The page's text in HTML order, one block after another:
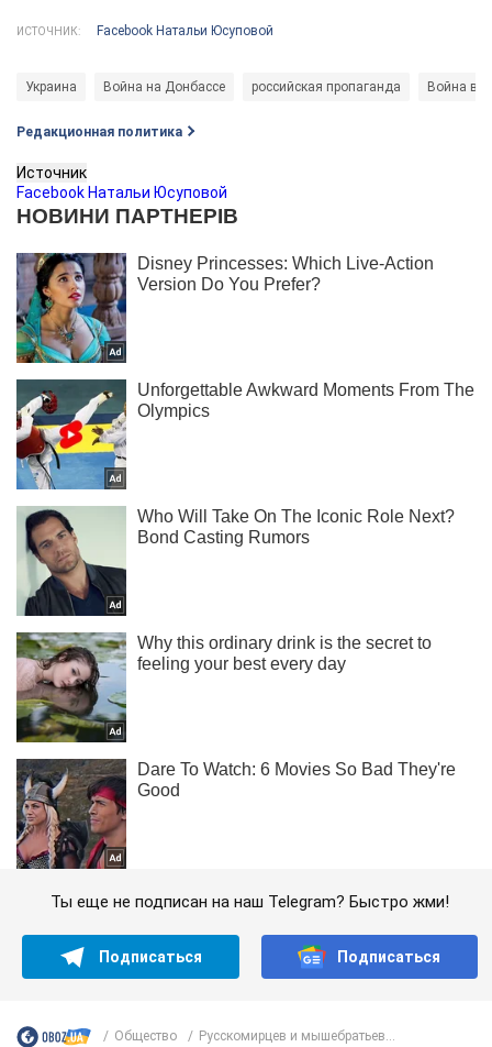
ИСТОЧНИК: Facebook Натальи Юсуповой
Украина Война на Донбассе российская пропаганда Война в
Редакционная политика
Источник
Facebook Натальи Юсуповой
Ты еще не подписан на наш Telegram? Быстро жми!
Подписаться Подписаться
Общество Русскомирцев и мышебратьев...